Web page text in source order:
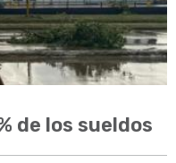
de los sueldos